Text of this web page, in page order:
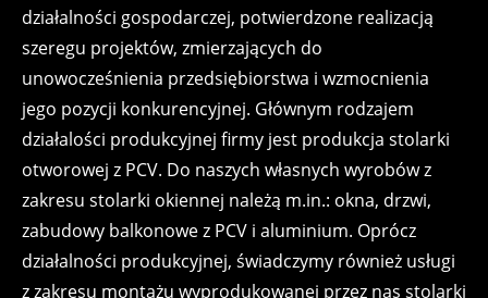
działalności gospodarczej, potwierdzone realizacją
szeregu projektów, zmierzających do
unowocześnienia przedsiębiorstwa i wzmocnienia
jego pozycji konkurencyjnej. Głównym rodzajem
działalości produkcyjnej firmy jest produkcja stolarki
otworowej z PCV. Do naszych własnych wyrobów z
zakresu stolarki okiennej należą m.in.: okna, drzwi,
zabudowy balkonowe z PCV i aluminium. Oprócz
działalności produkcyjnej, świadczymy również usługi
z zakresu montażu wyprodukowanej przez nas stolarki